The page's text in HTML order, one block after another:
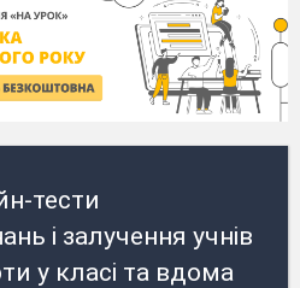
тести
і залучення учнів
у класі та вдома